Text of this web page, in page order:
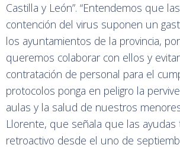
Castilla y León”. “Entendemos que
contención del virus suponen un
los ayuntamientos de la provincia,
queremos colaborar con ellos y
contratación de personal para el
protocolos ponga en peligro la
aulas y la salud de nuestros
Llorente, que señala que las ayudas
retroactivo desde el uno de